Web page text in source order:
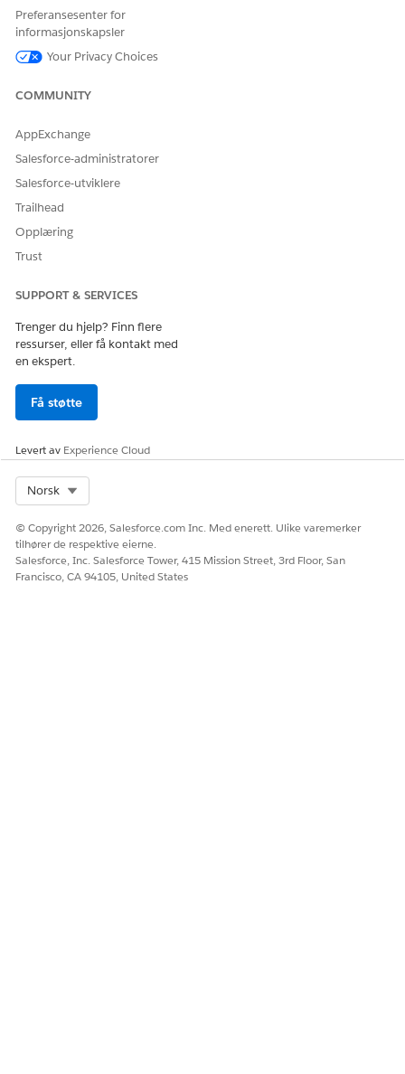
"Hent meg rapporten om siste blodprøve."
"Er knekirurgi dekket av helseforsikringen?"
HJALP DENNE ARTIKKELEN MED Å LØSE PROBLEMET DITT?
Preferansesenter for
informasjonskapsler
Your Privacy Choices
COMMUNITY
AppExchange
Salesforce-administratorer
Salesforce-utviklere
Trailhead
Opplæring
Trust
SUPPORT & SERVICES
Trenger du hjelp? Finn flere
ressurser, eller få kontakt med
en ekspert.
Få støtte
Levert av Experience Cloud
Norsk
© Copyright 2026, Salesforce.com Inc. Med enerett. Ulike varemerker
tilhører de respektive eierne.
Salesforce, Inc. Salesforce Tower, 415 Mission Street, 3rd Floor, San
Francisco, CA 94105, United States